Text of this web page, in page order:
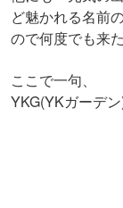
ど魅かれる名前
ので何度でも来
ここで一句、
YKG(YKガーデン